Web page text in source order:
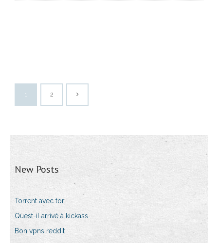
1 2
New Posts
Torrent avec tor
Quest-il arrivé à kickass
Bon vpns reddit